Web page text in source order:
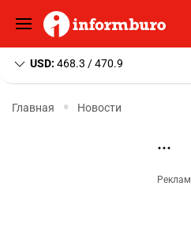
USD: 468.3 / 470.9
Главная Новости